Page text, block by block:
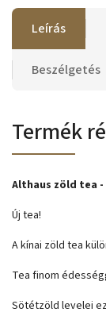
Leírás
Beszélgetés
Termék
Althaus zöld tea -
Új tea!
A kínai zöld tea
Tea finom
Sötétzöld levelei